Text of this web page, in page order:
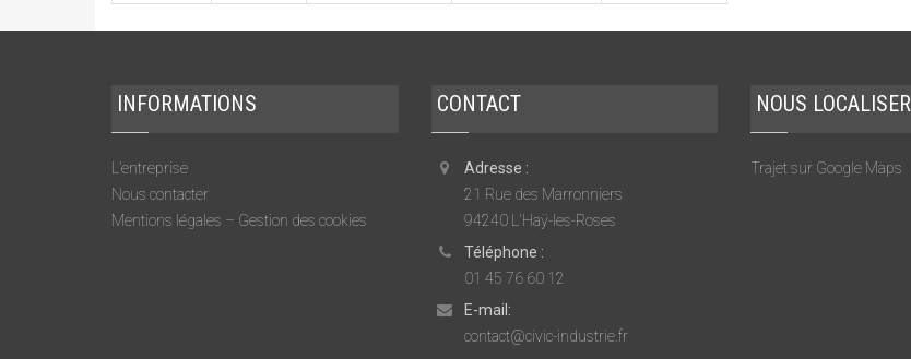
INFORMATIONS
L’entreprise
Nous contacter
Mentions légales – Gestion des cookies
CONTACT
Adresse :
21 Rue des Marronniers
94240 L'Haÿ-les-Roses
Téléphone :
01 45 76 60 12
E-mail:
contact@civic-industrie.fr
NOUS LOCALISER
Trajet sur Google Maps